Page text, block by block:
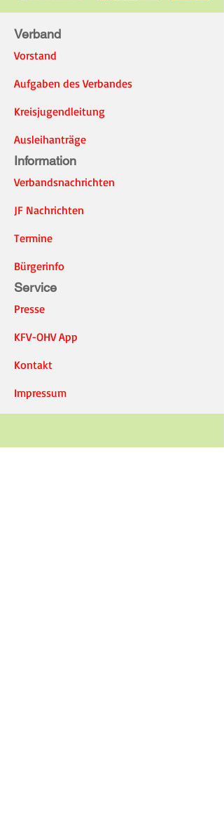
Verband
Vorstand
Aufgaben des Verbandes
Kreisjugendleitung
Ausleihanträge
Information
Verbandsnachrichten
JF Nachrichten
Termine
Bürgerinfo
Service
Presse
KFV-OHV App
Kontakt
Impressum